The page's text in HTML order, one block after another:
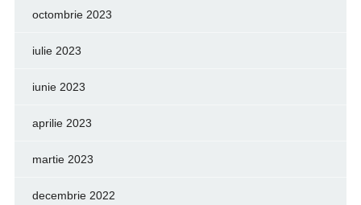
octombrie 2023
iulie 2023
iunie 2023
aprilie 2023
martie 2023
decembrie 2022